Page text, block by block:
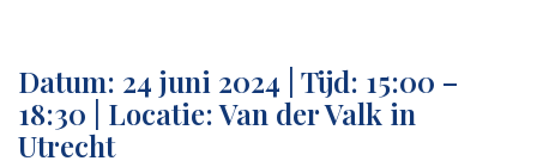
Datum: 24 juni 2024 | Tijd: 15:00 –
18:30 | Locatie: Van der Valk in
Utrecht